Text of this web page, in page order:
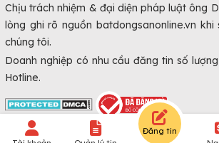
Chịu trách nhiệm & đại diện pháp luật ông
lòng ghi rõ nguồn batdongsanonline.vn khi
chúng tôi.
Doanh nghiệp có nhu cầu đăng tin số
Hotline.
Đăng tin